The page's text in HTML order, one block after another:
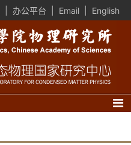
办公平台 Email English